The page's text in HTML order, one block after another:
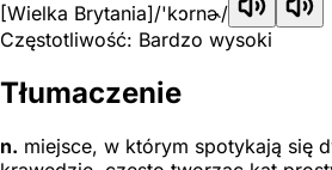
[Wielka Brytania]/'kɔrnɚ/
Częstotliwość: Bardzo wysoki
Tłumaczenie
n. miejsce, w którym spotykają się